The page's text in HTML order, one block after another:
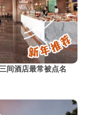
间酒店最常被点名